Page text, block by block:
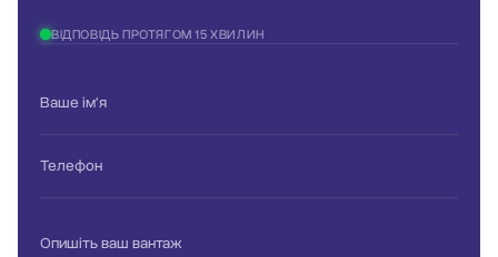
ВІДПОВІДЬ ПРОТЯГОМ 15 ХВИЛИН
Ваше ім'я
Телефон
Опишіть ваш вантаж